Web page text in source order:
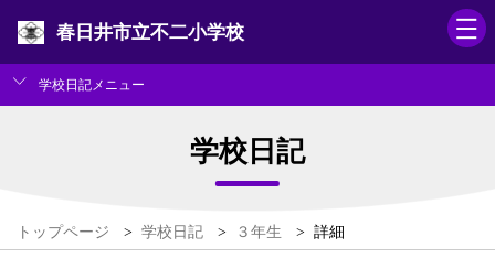
春日井市立不二小学校
学校日記メニュー
学校日記
トップページ > 学校日記 > ３年生 > 詳細